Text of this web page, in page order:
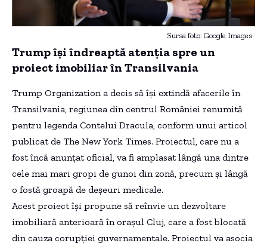
Sursa foto: Google Images
Trump își îndreaptă atenția spre un
proiect imobiliar în Transilvania
Trump Organization a decis să își extindă afacerile în
Transilvania, regiunea din centrul României renumită
pentru legenda Contelui Dracula, conform unui articol
publicat de The New York Times. Proiectul, care nu a
fost încă anunțat oficial, va fi amplasat lângă una dintre
cele mai mari gropi de gunoi din zonă, precum și lângă
o fostă groapă de deșeuri medicale.
Acest proiect își propune să reînvie un dezvoltare
imobiliară anterioară în orașul Cluj, care a fost blocată
din cauza corupției guvernamentale. Proiectul va asocia